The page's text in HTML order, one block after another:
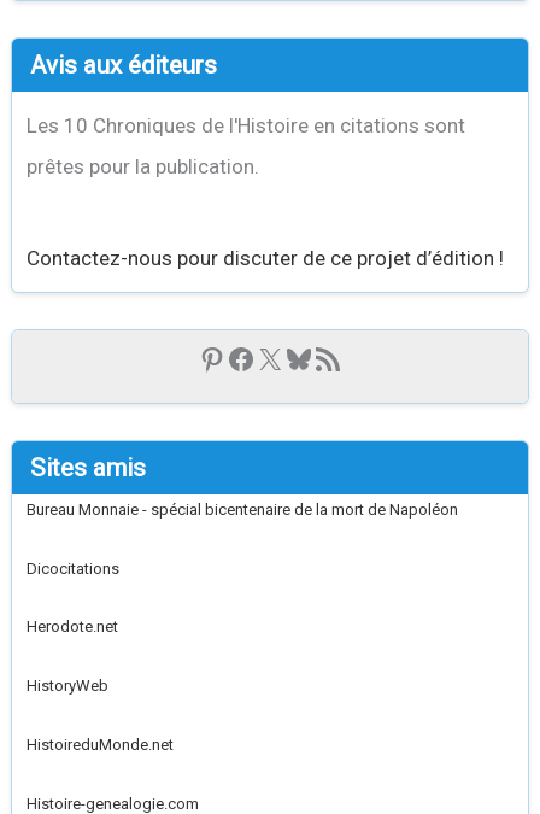
Avis aux éditeurs
Les 10 Chroniques de l'Histoire en citations sont
prêtes pour la publication.
Contactez-nous pour discuter de ce projet d’édition !
Sites amis
Bureau Monnaie - spécial bicentenaire de la mort de Napoléon
Dicocitations
Herodote.net
HistoryWeb
HistoireduMonde.net
Histoire-genealogie.com